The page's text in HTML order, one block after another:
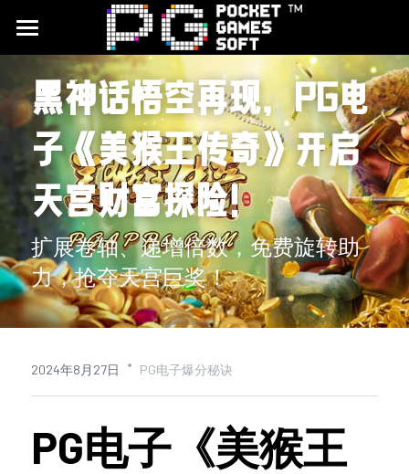
首頁
游戏试玩
合作平台
最新文章
品牌介绍
CQ9电子试玩
JDB电子试玩
搜索
查看平台活动
黑神话悟空再现，PG电
子《美猴王传奇》开启
天宫财富探险！
扩展卷轴、递增倍数，免费旋转助
力，抢夺天宫巨奖！
2024年8月27日 · PG电子爆分秘诀
PG电子《美猴王